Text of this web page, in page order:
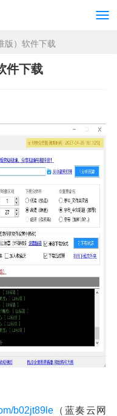
版）软件下载
件下载
b02jt89le（蓝奏云网